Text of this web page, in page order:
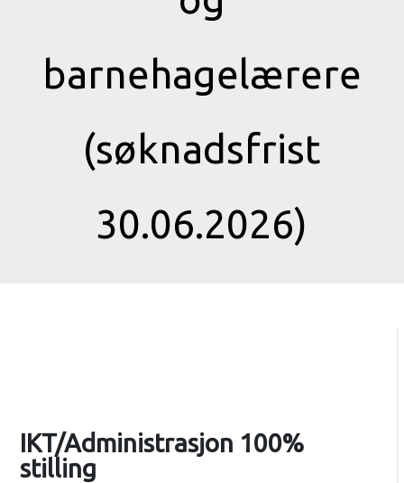
barnehagelærere
(søknadsfrist
30.06.2026)
IKT/Administrasjon 100%
stilling